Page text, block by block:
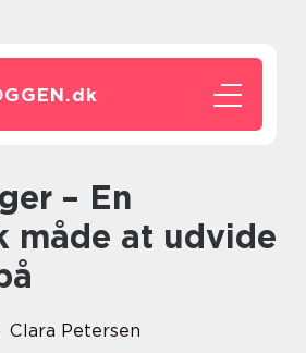
dk
måde at udvide
Clara Petersen